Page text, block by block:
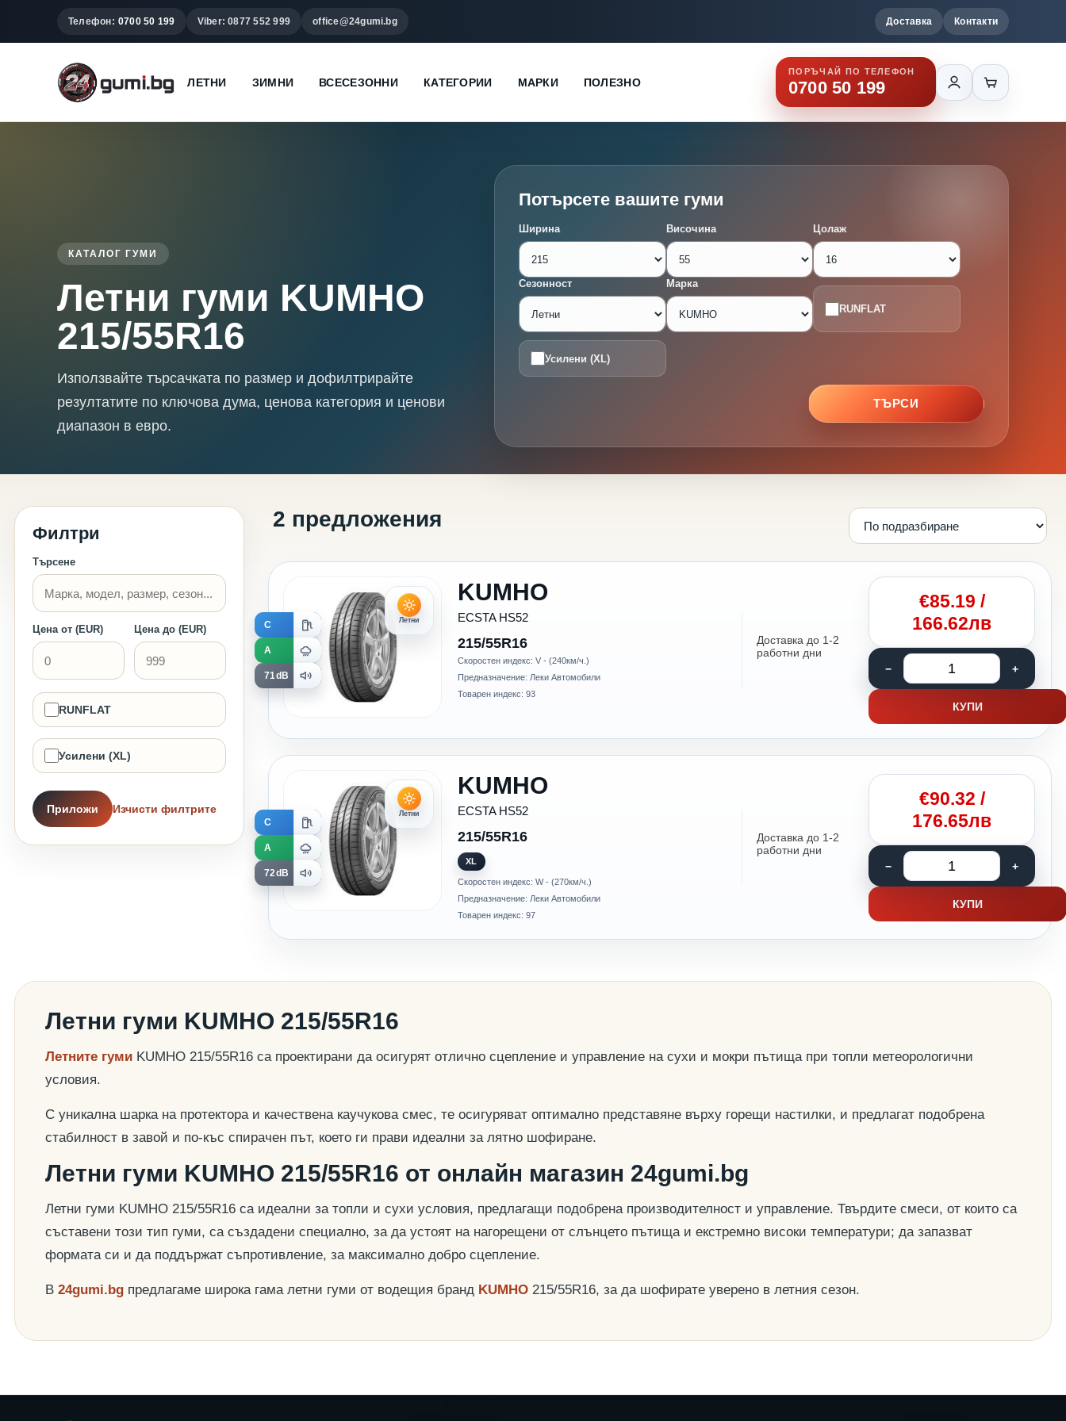
Телефон: 0700 50 199 Viber: 0877 552 999 office@24gumi.bg Доставка Контакти
ЛЕТНИ ЗИМНИ ВСЕСЕЗОННИ КАТЕГОРИИ МАРКИ ПОЛЕЗНО
ПОРЪЧАЙ ПО ТЕЛЕФОН
0700 50 199
КАТАЛОГ ГУМИ
Летни гуми KUMHO
215/55R16
Използвайте търсачката по размер и дофилтрирайте
резултатите по ключова дума, ценова категория и ценови
диапазон в евро.
Потърсете вашите гуми
Ширина Височина Цолаж
Сезонност Марка
RUNFLAT
Усилени (XL)
ТЪРСИ
Филтри
Търсене
Цена от (EUR) Цена до (EUR)
RUNFLAT
Усилени (XL)
Приложи Изчисти филтрите
2 предложения
Летни
KUMHO
ECSTA HS52
215/55R16
C
A
71dB
Скоростен индекс: V - (240км/ч.)
Предназначение: Леки Автомобили
Товарен индекс: 93
Доставка до 1-2
работни дни
€85.19 /
166.62лв
КУПИ
Летни
KUMHO
ECSTA HS52
215/55R16
C
A
72dB
XL
Скоростен индекс: W - (270км/ч.)
Предназначение: Леки Автомобили
Товарен индекс: 97
Доставка до 1-2
работни дни
€90.32 /
176.65лв
КУПИ
Летни гуми KUMHO 215/55R16
Летните гуми KUMHO 215/55R16 са проектирани да осигурят отлично сцепление и управление на сухи и мокри пътища при топли метеорологични
условия.
С уникална шарка на протектора и качествена каучукова смес, те осигуряват оптимално представяне върху горещи настилки, и предлагат подобрена
стабилност в завой и по-къс спирачен път, което ги прави идеални за лятно шофиране.
Летни гуми KUMHO 215/55R16 от онлайн магазин 24gumi.bg
Летни гуми KUMHO 215/55R16 са идеални за топли и сухи условия, предлагащи подобрена производителност и управление. Твърдите смеси, от които са
съставени този тип гуми, са създадени специално, за да устоят на нагорещени от слънцето пътища и екстремно високи температури; да запазват
формата си и да поддържат съпротивление, за максимално добро сцепление.
В 24gumi.bg предлагаме широка гама летни гуми от водещия бранд KUMHO 215/55R16, за да шофирате уверено в летния сезон.